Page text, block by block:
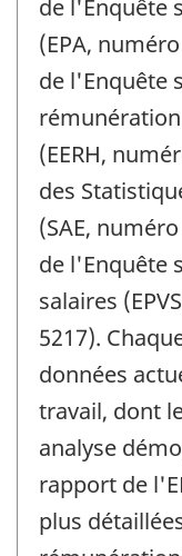
de l'Enquête
(EPA,
de l'Enquête
(EERH,
des
(SAE,
de l'Enquête
salaires
5217).
données
travail, dont
analyse
rapport de
plus